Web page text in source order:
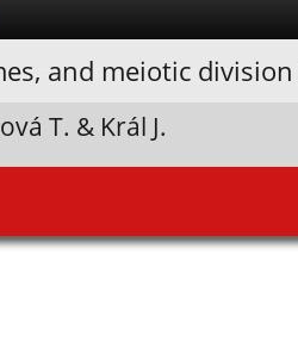
and meiotic
T. & Král J.